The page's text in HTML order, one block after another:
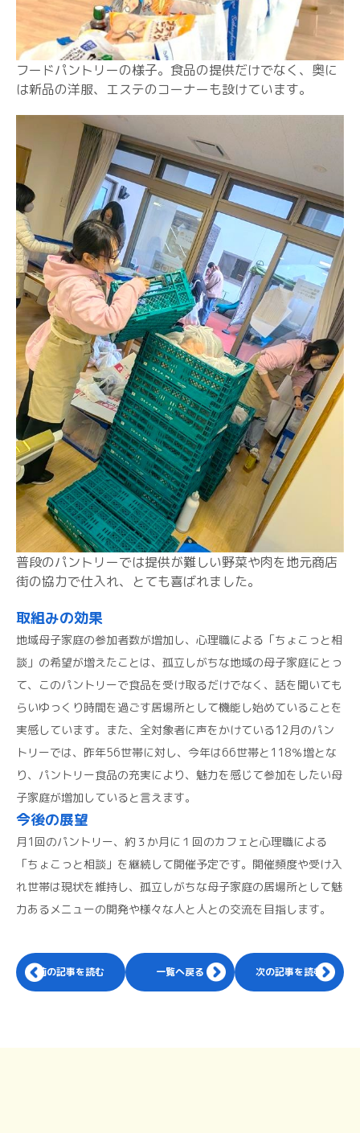
フードパントリーの様子。食品の提供だけでなく、奥に
は新品の洋服、エステのコーナーも設けています。
普段のパントリーでは提供が難しい野菜や肉を地元商店
街の協力で仕入れ、とても喜ばれました。
取組みの効果
地域母子家庭の参加者数が増加し、心理職による「ちょこっと相
談」の希望が増えたことは、孤立しがちな地域の母子家庭にとっ
て、このパントリーで食品を受け取るだけでなく、話を聞いても
らいゆっくり時間を過ごす居場所として機能し始めていることを
実感しています。また、全対象者に声をかけている12月のパン
トリーでは、昨年56世帯に対し、今年は66世帯と118％増とな
り、パントリー食品の充実により、魅力を感じて参加をしたい母
子家庭が増加していると言えます。
今後の展望
月1回のパントリー、約３か月に１回のカフェと心理職による
「ちょこっと相談」を継続して開催予定です。開催頻度や受け入
れ世帯は現状を維持し、孤立しがちな母子家庭の居場所として魅
力あるメニューの開発や様々な人と人との交流を目指します。
前の記事を読む 一覧へ戻る 次の記事を読む